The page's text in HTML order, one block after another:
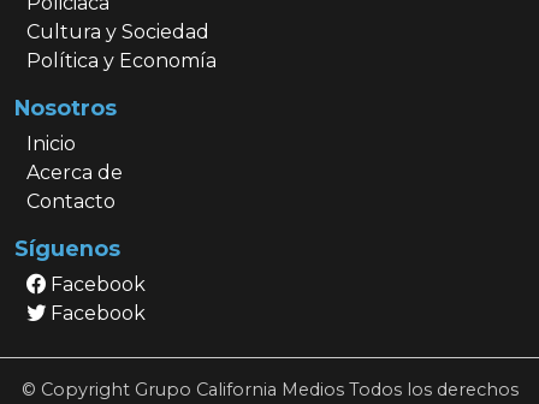
Cultura y Sociedad
Política y Economía
Nosotros
Inicio
Acerca de
Contacto
Síguenos
Facebook
Facebook
© Copyright Grupo California Medios Todos los derechos